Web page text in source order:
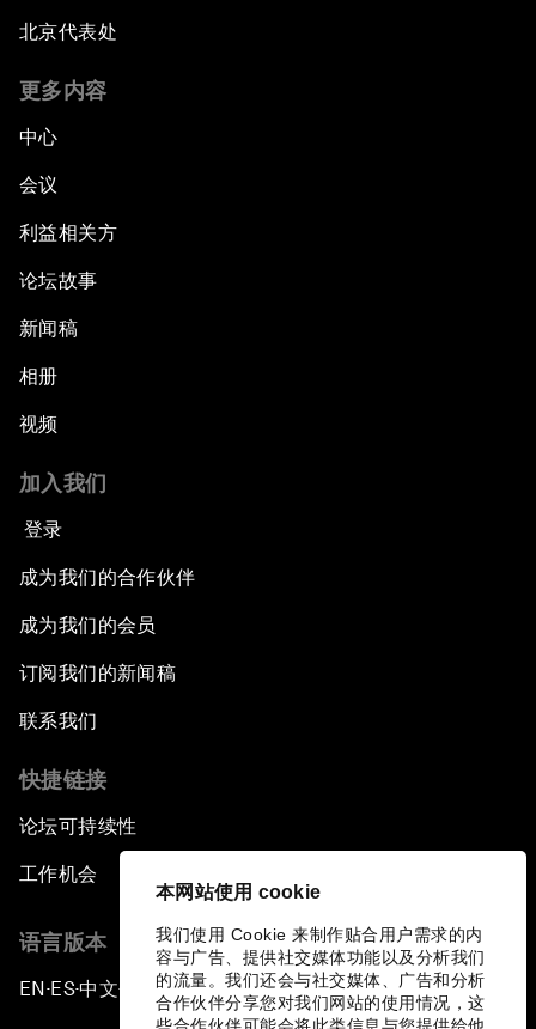
本网站使用 cookie
我们使用 Cookie 来制作贴合用户需求的内
容与广告、提供社交媒体功能以及分析我们
的流量。我们还会与社交媒体、广告和分析
合作伙伴分享您对我们网站的使用情况，这
北京代表处
更多内容
中心
会议
利益相关方
论坛故事
新闻稿
相册
视频
加入我们
登录
成为我们的合作伙伴
成为我们的会员
订阅我们的新闻稿
联系我们
快捷链接
论坛可持续性
工作机会
语言版本
EN ▪ES▪中文▪ 日本語